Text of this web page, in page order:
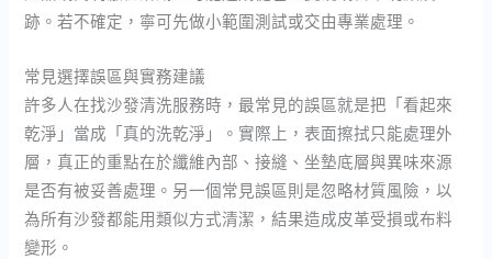
跡。若不確定，寧可先做小範圍測試或交由專業處理。
常見選擇誤區與實務建議
許多人在找沙發清洗服務時，最常見的誤區就是把「看起來
乾淨」當成「真的洗乾淨」。實際上，表面擦拭只能處理外
層，真正的重點在於纖維內部、接縫、坐墊底層與異味來源
是否有被妥善處理。另一個常見誤區則是忽略材質風險，以
為所有沙發都能用類似方式清潔，結果造成皮革受損或布料
變形。